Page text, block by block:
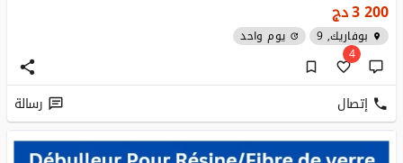
3 200دج
بوفاريك, 9
يوم واحد
4
إتصال رسالة